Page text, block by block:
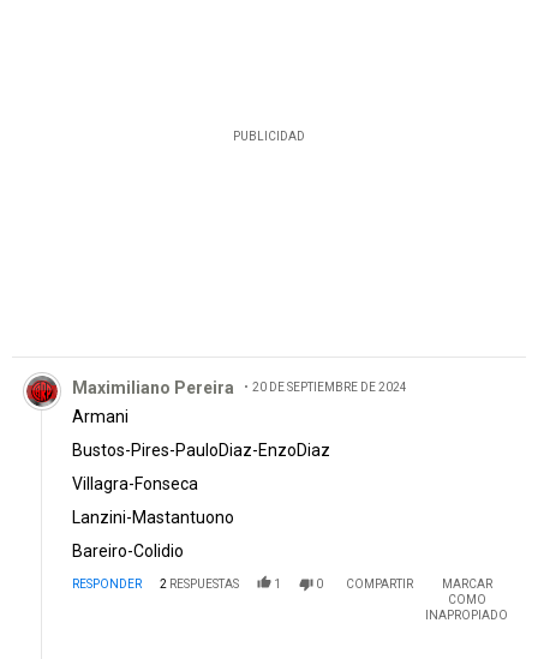
PUBLICIDAD
Comentario de Maximiliano Pereira.
Maximiliano Pereira 20 DE SEPTIEMBRE DE 2024
Armani
Bustos-Pires-PauloDiaz-EnzoDiaz
Villagra-Fonseca
Lanzini-Mastantuono
Bareiro-Colidio
RESPONDER 2 RESPUESTAS 1 0 COMPARTIR
MARCAR
COMO
INAPROPIADO